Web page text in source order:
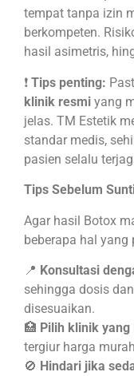
tempat tanpa izin
berkompeten.
hasil asimetris,
❗ Tips penting:
klinik resmi yang
jelas. TM Estetik
standar medis,
pasien selalu
Tips Sebelum
Agar hasil Botox
beberapa hal yang
📍 Konsultasi
sehingga dosis
disesuaikan.
🏥 Pilih klinik yang
tergiur harga
🚫 Hindari jika